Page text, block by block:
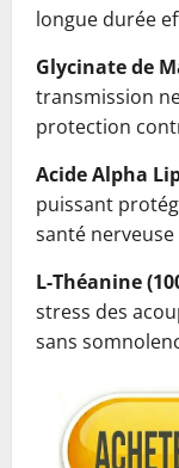
longue durée
Glycinate de
transmission
protection
Acide Alpha
puissant
santé nerveuse
L-Théanine
stress des
sans